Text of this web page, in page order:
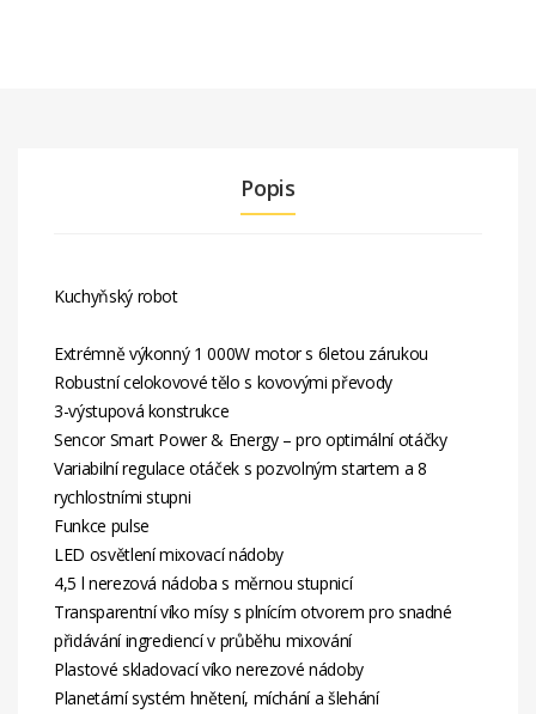
Popis
Kuchyňský robot
Extrémně výkonný 1 000W motor s 6letou zárukou
Robustní celokovové tělo s kovovými převody
3-výstupová konstrukce
Sencor Smart Power & Energy – pro optimální otáčky
Variabilní regulace otáček s pozvolným startem a 8
rychlostními stupni
Funkce pulse
LED osvětlení mixovací nádoby
4,5 l nerezová nádoba s měrnou stupnicí
Transparentní víko mísy s plnícím otvorem pro snadné
přidávání ingrediencí v průběhu mixování
Plastové skladovací víko nerezové nádoby
Planetární systém hnětení, míchání a šlehání